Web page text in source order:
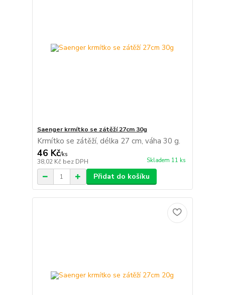
Saenger krmítko se zátěží 27cm 30g
Krmítko se zátěží, délka 27 cm, váha 30 g.
46 Kč/ks
38,02 Kč bez DPH Skladem 11 ks
Přidat do košíku